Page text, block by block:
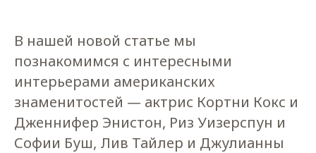
В нашей новой статье мы
познакомимся с интересными
интерьерами американских
знаменитостей — актрис Кортни Кокс и
Дженнифер Энистон, Риз Уизерспун и
Софии Буш, Лив Тайлер и Джулианны